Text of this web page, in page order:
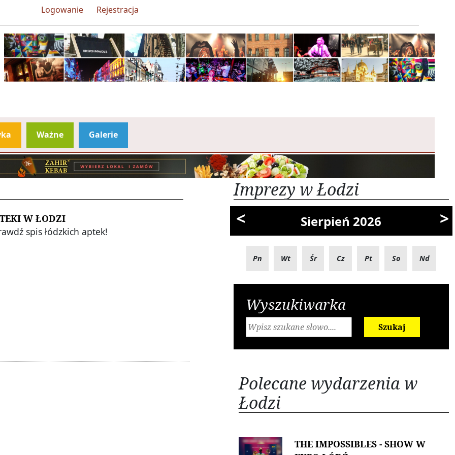
Logowanie Rejestracja
Ważne Galerie
W ŁODZI
spis łódzkich aptek!
Imprezy w Łodzi
<
Sierpień 2026 >
Pn Wt Śr Cz Pt So Nd
Wyszukiwarka
Szukaj
Polecane wydarzenia w
Łodzi
THE IMPOSSIBLES - SHOW W